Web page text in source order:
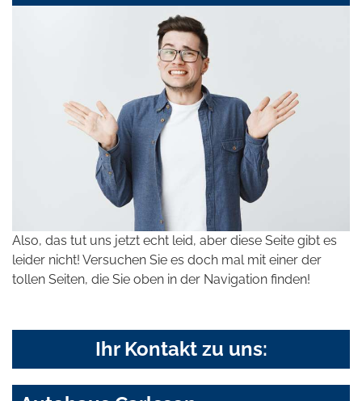
Also, das tut uns jetzt echt leid, aber diese Seite gibt es
leider nicht! Versuchen Sie es doch mal mit einer der
tollen Seiten, die Sie oben in der Navigation finden!
Ihr Kontakt zu uns: